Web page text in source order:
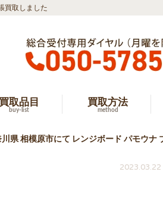
買取しました
買取品目
buy-list
買取方法
method
川県 相模原市にて レンジボード パモウ
2023.03.22